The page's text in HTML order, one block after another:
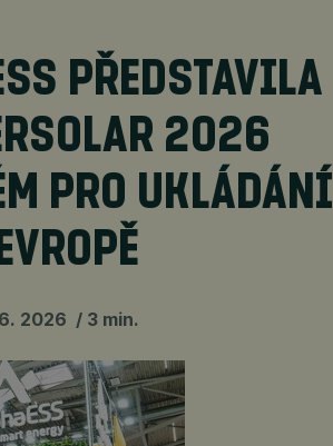
PŘEDSTAVILA
2026
PRO UKLÁDÁNÍ
2026 3 min.